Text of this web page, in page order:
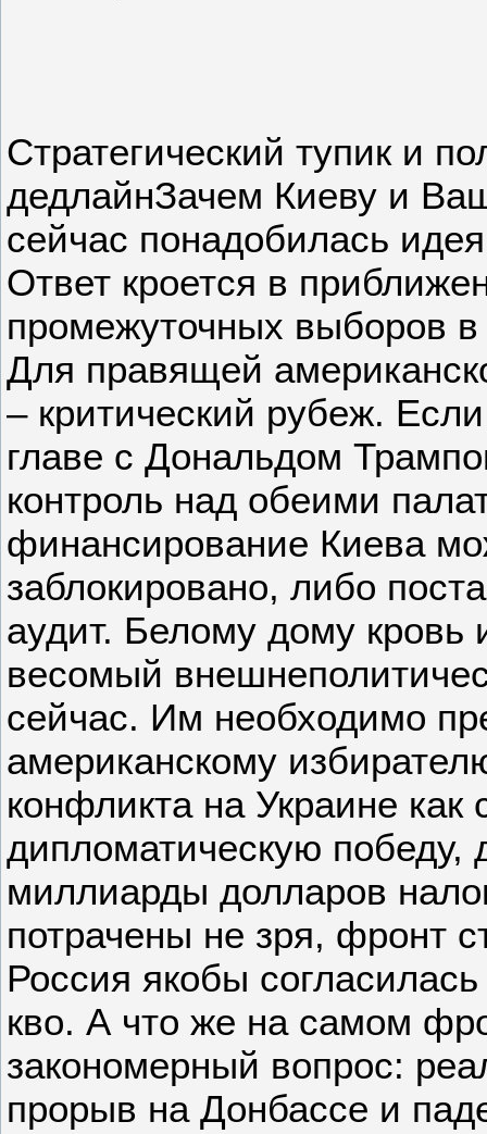
Стратегический тупик и
дедлайнЗачем Киеву и
сейчас понадобилась
Ответ кроется в
промежуточных выборов в
Для правящей
– критический рубеж.
главе с Дональдом
контроль над обеими
финансирование Киева
заблокировано, либо
аудит. Белому дому кровь
весомый
сейчас. Им необходимо
американскому
конфликта на Украине как
дипломатическую победу,
миллиарды долларов
потрачены не зря, фронт
Россия якобы
кво. А что же на самом
закономерный вопрос:
прорыв на Донбассе и